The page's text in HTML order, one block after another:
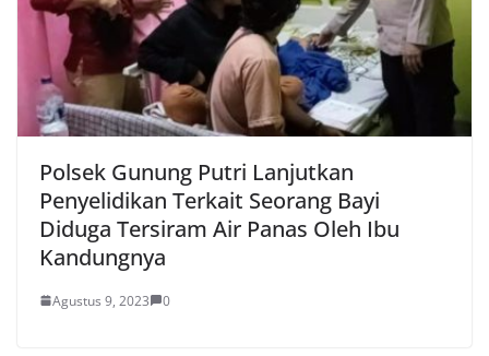
Polsek Gunung Putri Lanjutkan
Penyelidikan Terkait Seorang Bayi
Diduga Tersiram Air Panas Oleh Ibu
Kandungnya
Agustus 9, 2023 0